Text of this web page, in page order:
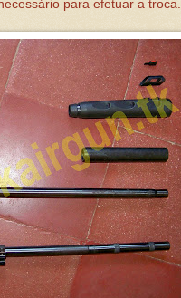
para efetuar a troca.